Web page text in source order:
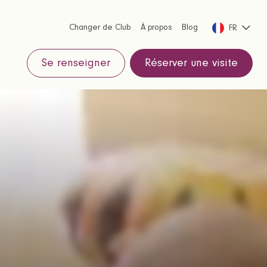
Changer de Club À propos Blog FR
Se renseigner Réserver une visite